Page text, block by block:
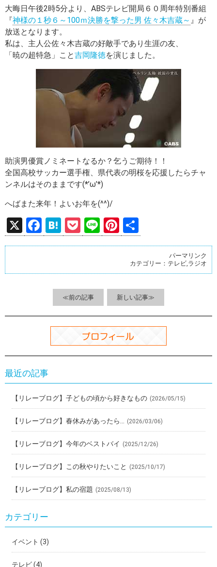
大晦日午後2時5分より、ABSテレビ開局６０周年特別番組
『神様の１秒６～100ｍ決勝を撃った男 佐々木吉蔵～ 』が
放送となります。
私は、主人公佐々木吉蔵の好敵手であり生涯の友、
「暁の超特急」こと吉岡隆徳を演じました。
助演男優賞ノミネートなるか？乞うご期待！！
全国高校サッカー選手権、県代表の明桜を応援したらチャ
ンネルはそのままです(*’ω’*)
へばまた来年！よいお年を(^^)/
X
F
a
b
k
H
at
n
a
P
o
et
Li
n
Pi
nt
es
t
有
パーマリンク
カテゴリー： テレビ,ラジオ
≪前の記事 新しい記事≫
最近の記事
【リレーブログ】子どもの頃から好きなもの (2026/05/15)
【リレーブログ】春休みがあったら… (2026/03/06)
【リレーブログ】今年のベストバイ (2025/12/26)
【リレーブログ】この秋やりたいこと (2025/10/17)
【リレーブログ】私の宿題 (2025/08/13)
カテゴリー
イベント (3)
テレビ(4)